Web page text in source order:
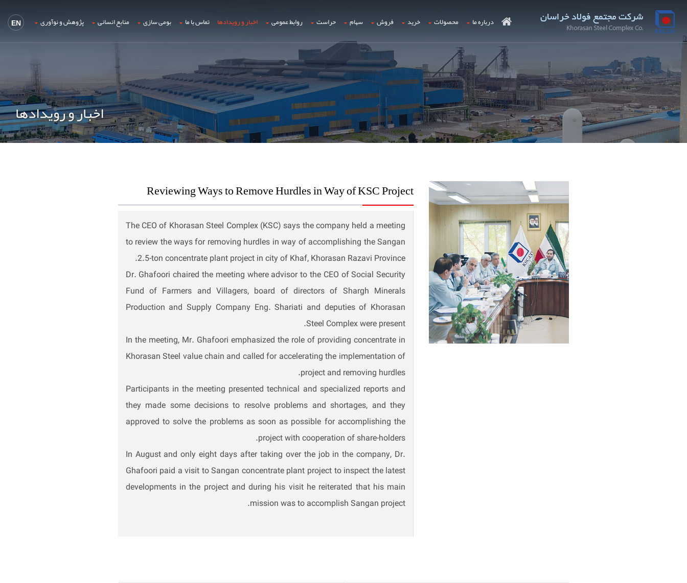
EN درباره ما محصولات خرید فروش سهام حراست روابط عمومی اخبار و رویدادها تماس با ما بومی سازی منابع انسانی پژوهش و نوآوری
اخبار و رویدادها
Reviewing Ways to Remove Hurdles in Way of KSC Project
The CEO of Khorasan Steel Complex (KSC) says the company held a meeting
to review the ways for removing hurdles in way of accomplishing the Sangan
2.5-ton concentrate plant project in city of Khaf, Khorasan Razavi Province.
Dr. Ghafoori chaired the meeting where advisor to the CEO of Social Security
Fund of Farmers and Villagers, board of directors of Shargh Minerals
Production and Supply Company Eng. Shariati and deputies of Khorasan
Steel Complex were present.
In the meeting, Mr. Ghafoori emphasized the role of providing concentrate in
Khorasan Steel value chain and called for accelerating the implementation of
project and removing hurdles.
Participants in the meeting presented technical and specialized reports and
they made some decisions to resolve problems and shortages, and they
approved to solve the problems as soon as possible for accomplishing the
project with cooperation of share-holders.
In August and only eight days after taking over the job in the company, Dr.
Ghafoori paid a visit to Sangan concentrate plant project to inspect the latest
developments in the project and during his visit he reiterated that his main
mission was to accomplish Sangan project.